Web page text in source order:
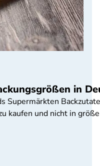
in
Supermärkten
kaufen und nicht in